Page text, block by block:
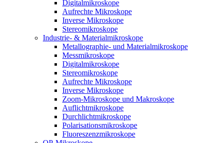
Digitalmikroskope
Aufrechte Mikroskope
Inverse Mikroskope
Stereomikroskope
Industrie- & Materialmikroskope
Metallographie- und Materialmikroskope
Messmikroskope
Digitalmikroskope
Stereomikroskope
Aufrechte Mikroskope
Inverse Mikroskope
Zoom-Mikroskope und Makroskope
Auflichtmikroskope
Durchlichtmikroskope
Polarisationsmikroskope
Fluoreszenzmikroskope